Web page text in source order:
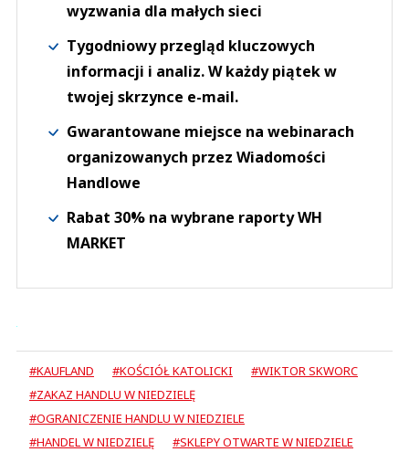
wyzwania dla małych sieci
Tygodniowy przegląd kluczowych
informacji i analiz. W każdy piątek w
twojej skrzynce e-mail.
Gwarantowane miejsce na webinarach
organizowanych przez Wiadomości
Handlowe
Rabat 30% na wybrane raporty WH
MARKET
#KAUFLAND #KOŚCIÓŁ KATOLICKI
#WIKTOR SKWORC
#ZAKAZ HANDLU W NIEDZIELĘ
#OGRANICZENIE HANDLU W NIEDZIELE
#HANDEL W NIEDZIELĘ
#SKLEPY OTWARTE W NIEDZIELE